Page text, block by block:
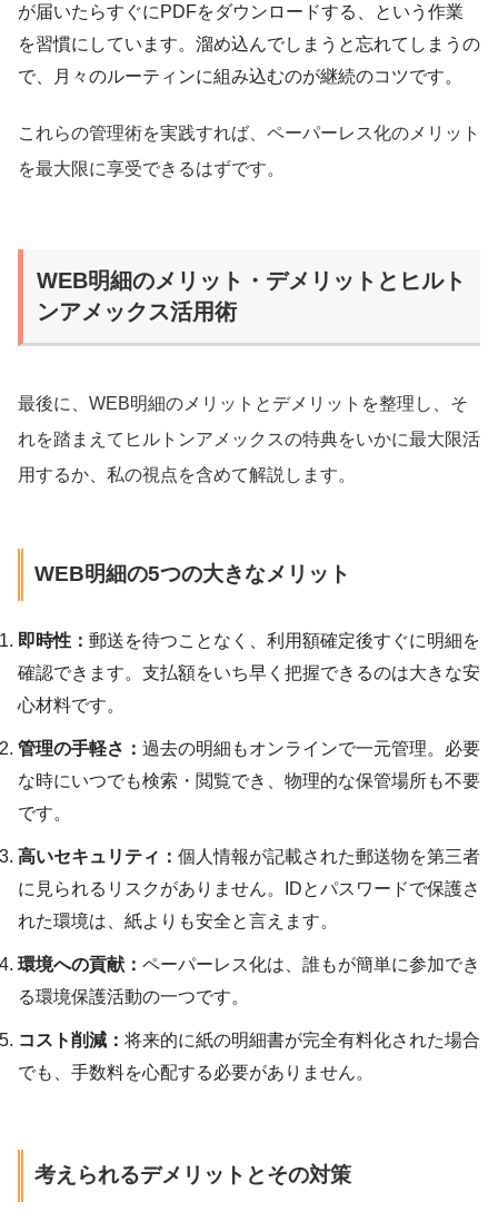
が届いたらすぐにPDFをダウンロードする、という作業
を習慣にしています。溜め込んでしまうと忘れてしまうの
で、月々のルーティンに組み込むのが継続のコツです。
これらの管理術を実践すれば、ペーパーレス化のメリット
を最大限に享受できるはずです。
WEB明細のメリット・デメリットとヒルト
ンアメックス活用術
最後に、WEB明細のメリットとデメリットを整理し、そ
れを踏まえてヒルトンアメックスの特典をいかに最大限活
用するか、私の視点を含めて解説します。
WEB明細の5つの大きなメリット
即時性： 郵送を待つことなく、利用額確定後すぐに明細を
確認できます。支払額をいち早く把握できるのは大きな安
心材料です。
管理の手軽さ： 過去の明細もオンラインで一元管理。必要
な時にいつでも検索・閲覧でき、物理的な保管場所も不要
です。
高いセキュリティ： 個人情報が記載された郵送物を第三者
に見られるリスクがありません。IDとパスワードで保護さ
れた環境は、紙よりも安全と言えます。
環境への貢献： ペーパーレス化は、誰もが簡単に参加でき
る環境保護活動の一つです。
コスト削減： 将来的に紙の明細書が完全有料化された場合
でも、手数料を心配する必要がありません。
考えられるデメリットとその対策